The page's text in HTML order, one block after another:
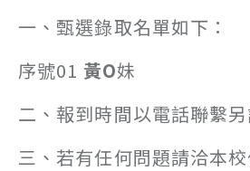
一、甄選錄取名單如下：
序號01 黃O妹
二、報到時間以電話聯繫另
三、若有任何問題請洽本